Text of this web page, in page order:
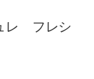
レ フレシ